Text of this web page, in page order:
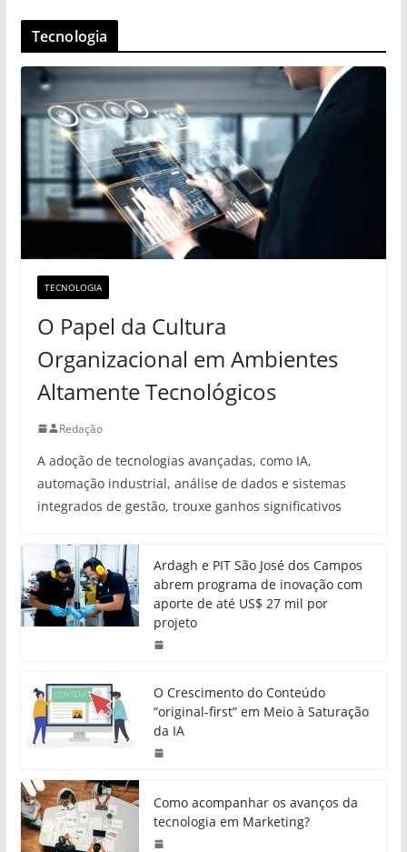
Tecnologia
TECNOLOGIA
O Papel da Cultura
Organizacional em Ambientes
Altamente Tecnológicos
Redação
A adoção de tecnologias avançadas, como IA,
automação industrial, análise de dados e sistemas
integrados de gestão, trouxe ganhos significativos
Ardagh e PIT São José dos Campos
abrem programa de inovação com
aporte de até US$ 27 mil por
projeto
O Crescimento do Conteúdo
“original-first” em Meio à Saturação
da IA
Como acompanhar os avanços da
tecnologia em Marketing?